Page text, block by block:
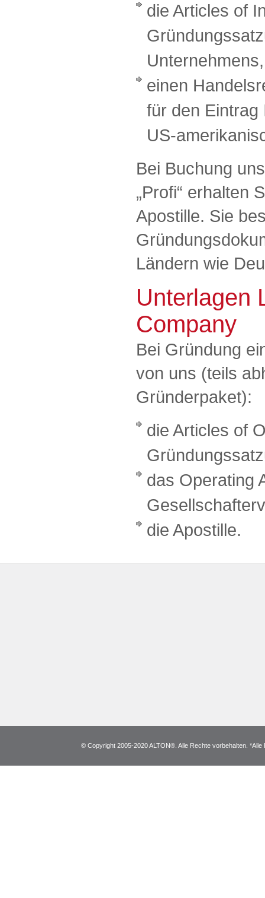
die Articles of
Unternehmens,
einen
für den
US-
Bei Buchung
„Profi“ erhalten
Apostille. Sie
Ländern wie
Unterlagen
Company
Bei Gründung
von uns (teils
Gründerpaket):
die Articles of
das Operating
die Apostille.
© Copyright 2005-2020 ALTON®. Alle Rechte vorbehalten.